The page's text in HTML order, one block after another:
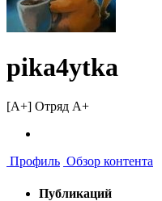
pika4ytka
[A+] Отряд A+
Профиль Обзор контента
Публикаций